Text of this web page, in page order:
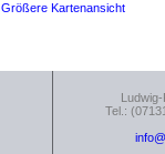
Größere Kartenansicht
Tel.: